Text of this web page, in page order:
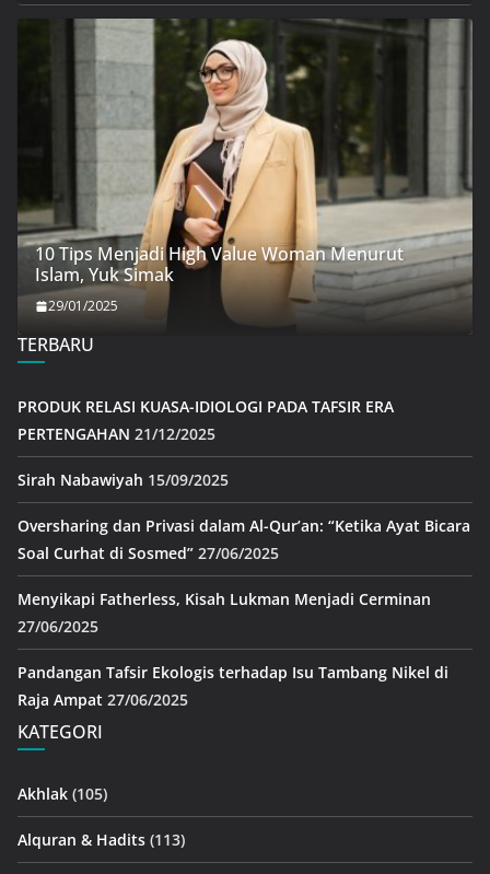
10 Tips Menjadi High Value Woman Menurut
Islam, Yuk Simak
29/01/2025
TERBARU
PRODUK RELASI KUASA-IDIOLOGI PADA TAFSIR ERA
PERTENGAHAN 21/12/2025
Sirah Nabawiyah 15/09/2025
Oversharing dan Privasi dalam Al-Qur’an: “Ketika Ayat Bicara
Soal Curhat di Sosmed” 27/06/2025
Menyikapi Fatherless, Kisah Lukman Menjadi Cerminan
27/06/2025
Pandangan Tafsir Ekologis terhadap Isu Tambang Nikel di
Raja Ampat 27/06/2025
KATEGORI
Akhlak (105)
Alquran & Hadits (113)